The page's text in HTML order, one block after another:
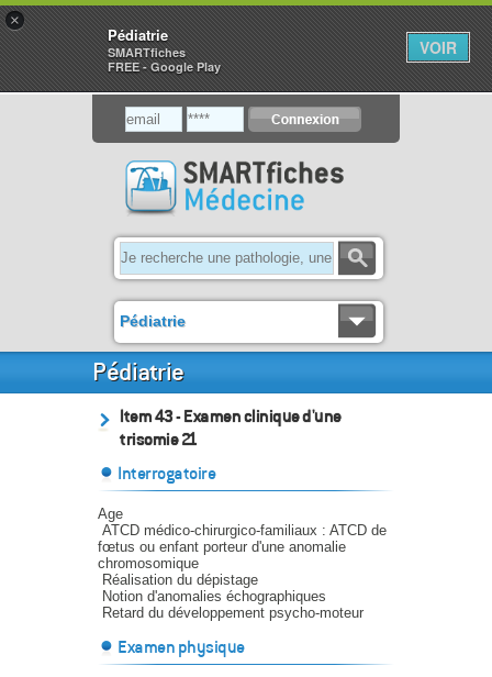
Pédiatrie
Pédiatrie
Item 43 - Examen clinique d'une
trisomie 21
Interrogatoire
Age
ATCD médico-chirurgico-familiaux : ATCD de
fœtus ou enfant porteur d'une anomalie
chromosomique
Réalisation du dépistage
Notion d'anomalies échographiques
Retard du développement psycho-moteur
Examen physique
×
Pédiatrie
SMARTfiches
FREE - Google Play
VOIR